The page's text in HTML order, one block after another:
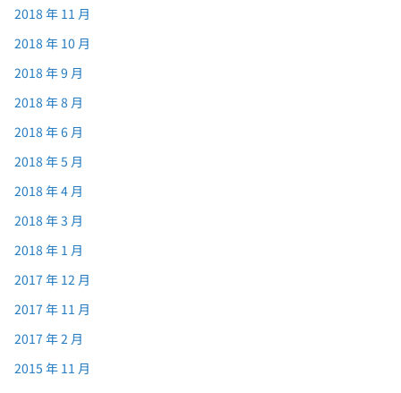
2018 年 11 月
2018 年 10 月
2018 年 9 月
2018 年 8 月
2018 年 6 月
2018 年 5 月
2018 年 4 月
2018 年 3 月
2018 年 1 月
2017 年 12 月
2017 年 11 月
2017 年 2 月
2015 年 11 月